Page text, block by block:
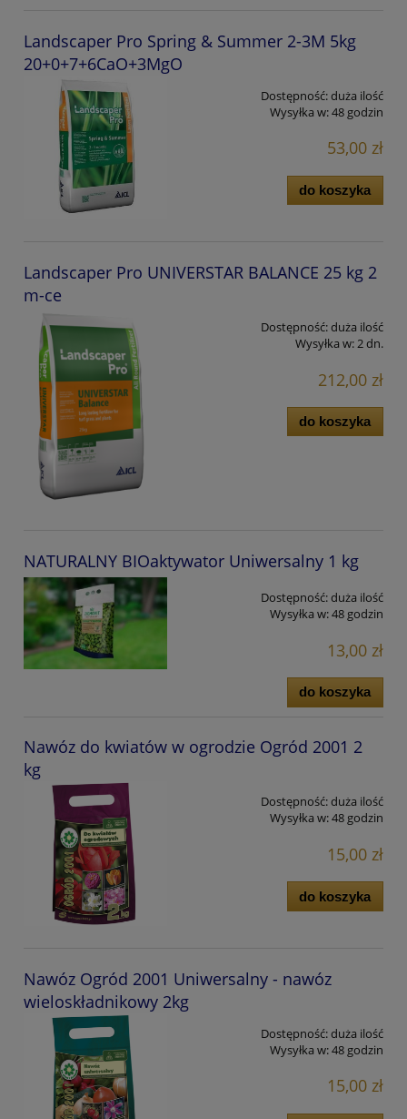
Landscaper Pro Spring & Summer 2-3M 5kg
20+0+7+6CaO+3MgO
Dostępność:duża ilość
Wysyłka w:48 godzin
53,00 zł
do koszyka
Landscaper Pro UNIVERSTAR BALANCE 25 kg 2
m-ce
Dostępność:duża ilość
Wysyłka w:2 dn.
212,00 zł
do koszyka
NATURALNY BIOaktywator Uniwersalny 1 kg
Dostępność:duża ilość
Wysyłka w:48 godzin
13,00 zł
do koszyka
Nawóz do kwiatów w ogrodzie Ogród 2001 2
kg
Dostępność:duża ilość
Wysyłka w:48 godzin
15,00 zł
do koszyka
Nawóz Ogród 2001 Uniwersalny - nawóz
wieloskładnikowy 2kg
Dostępność:duża ilość
Wysyłka w:48 godzin
15,00 zł